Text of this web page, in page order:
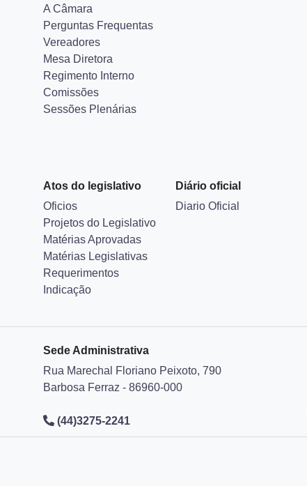
A Câmara
Perguntas Frequentas
Vereadores
Mesa Diretora
Regimento Interno
Comissões
Sessões Plenárias
Atos do legislativo
Oficios
Projetos do Legislativo
Matérias Aprovadas
Matérias Legislativas
Requerimentos
Indicação
Diário oficial
Diario Oficial
Sede Administrativa
Rua Marechal Floriano Peixoto, 790
Barbosa Ferraz - 86960-000
(44)3275-2241